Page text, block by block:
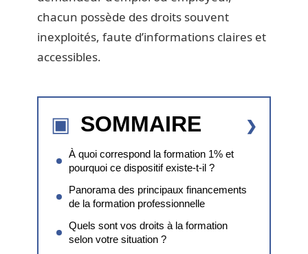
chacun possède des droits souvent
inexploités, faute d’informations claires et
accessibles.
SOMMAIRE
À quoi correspond la formation 1% et
pourquoi ce dispositif existe-t-il ?
Panorama des principaux financements
de la formation professionnelle
Quels sont vos droits à la formation
selon votre situation ?